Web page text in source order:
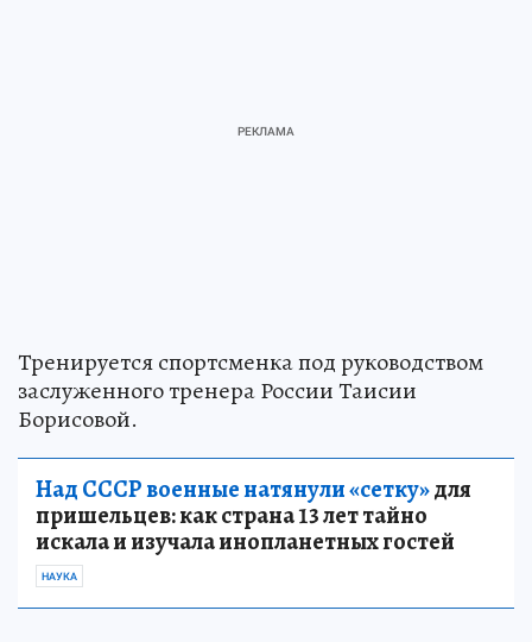
Тренируется спортсменка под руководством
заслуженного тренера России Таисии
Борисовой.
Над СССР военные натянули «сетку»для
пришельцев: как страна 13 лет тайно
искала и изучала инопланетных гостей
НАУКА